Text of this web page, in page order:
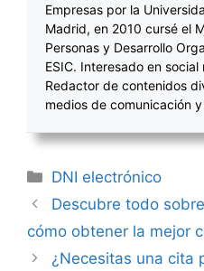
Empresas por la
Madrid, en 2010 cursé el
Personas y Desarrollo
ESIC. Interesado en social
Redactor de contenidos
medios de comunicación
Categorías
DNI electrónico
Navegación
de
Descubre todo
cómo obtener la mejor
¿Necesitas una cita